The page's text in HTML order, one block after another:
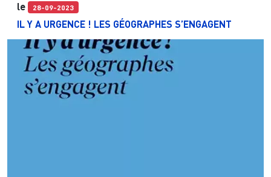
le 28-09-2023
IL Y A URGENCE ! LES GÉOGRAPHES S’ENGAGENT